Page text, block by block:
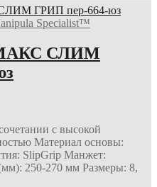
Specialist™
СЛИМ
с высокой
Материал основы:
SlipGrip Манжет:
250-270 мм Размеры: 8,